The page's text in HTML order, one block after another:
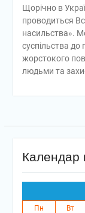
Щорічно в
проводиться
насильства».
суспільства до
жорстокого
людьми та
Календар
Пн Вт